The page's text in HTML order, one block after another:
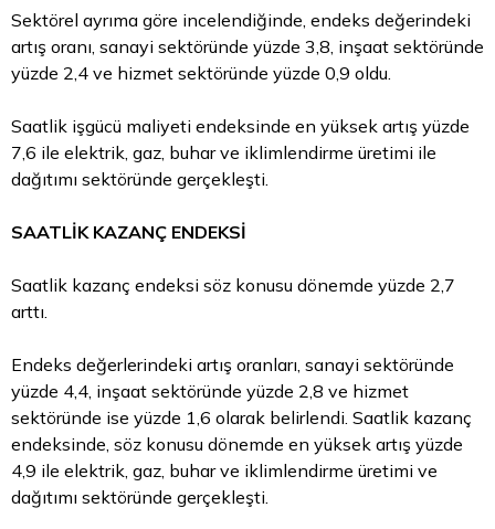
Sektörel ayrıma göre incelendiğinde, endeks değerindeki
artış oranı, sanayi sektöründe yüzde 3,8, inşaat sektöründe
yüzde 2,4 ve hizmet sektöründe yüzde 0,9 oldu.
Saatlik işgücü maliyeti endeksinde en yüksek artış yüzde
7,6 ile elektrik, gaz, buhar ve iklimlendirme üretimi ile
dağıtımı sektöründe gerçekleşti.
SAATLİK KAZANÇ ENDEKSİ
Saatlik kazanç endeksi söz konusu dönemde yüzde 2,7
arttı.
Endeks değerlerindeki artış oranları, sanayi sektöründe
yüzde 4,4, inşaat sektöründe yüzde 2,8 ve hizmet
sektöründe ise yüzde 1,6 olarak belirlendi. Saatlik kazanç
endeksinde, söz konusu dönemde en yüksek artış yüzde
4,9 ile elektrik, gaz, buhar ve iklimlendirme üretimi ve
dağıtımı sektöründe gerçekleşti.